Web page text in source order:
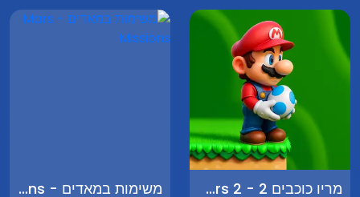
מריו כוכבים 2 - Mario Stars 2 משימות במאדים - Mars Missions